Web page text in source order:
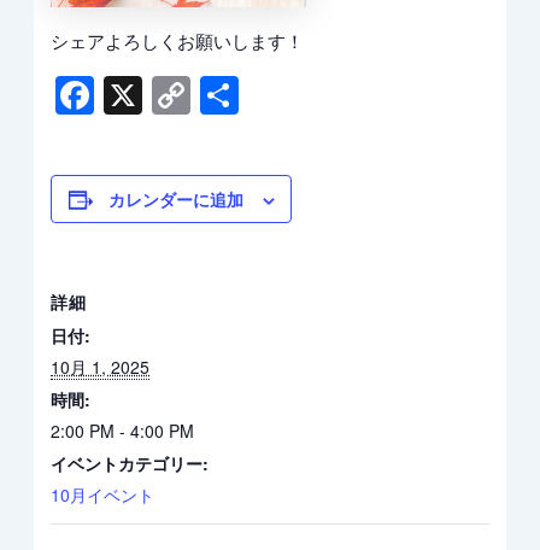
シェアよろしくお願いします！
Facebook
X Copy
Link
カレンダーに追加
詳細
日付:
10月 1, 2025
時間:
2:00 PM - 4:00 PM
イベントカテゴリー:
10月イベント